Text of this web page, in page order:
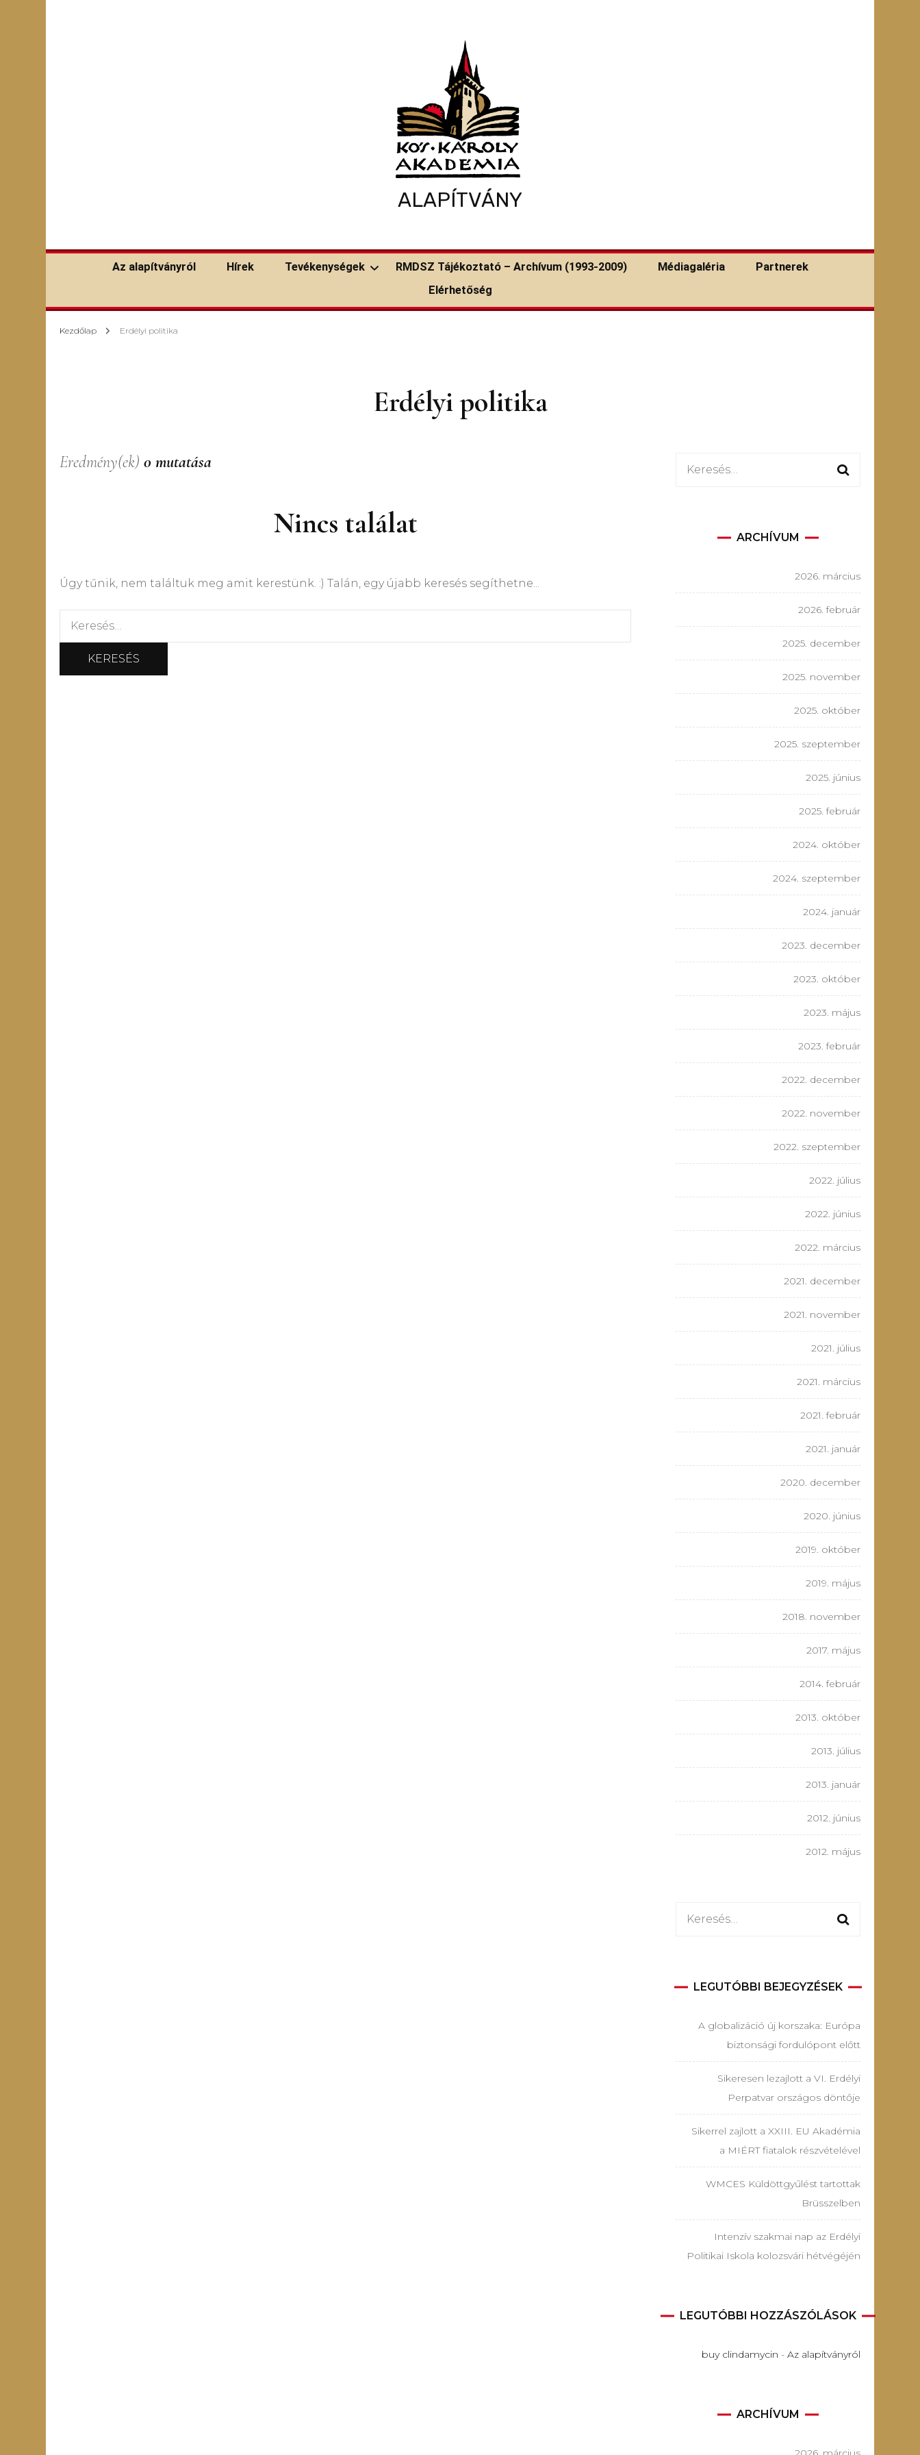
ALAPÍTVÁNY
Az alapítványról Hírek Tevékenységek RMDSZ Tájékoztató – Archívum (1993-2009) Médiagaléria
Partnerek
Elérhetőség
Kezdőlap Erdélyi politika
Erdélyi politika
Eredmény(ek) 0 mutatása
Nincs találat
Úgy tűnik, nem találtuk meg amit kerestünk. :) Talán, egy újabb keresés segíthetne...
Keresés:
Keresés:
ARCHÍVUM
2026. március
2026. február
2025. december
2025. november
2025. október
2025. szeptember
2025. június
2025. február
2024. október
2024. szeptember
2024. január
2023. december
2023. október
2023. május
2023. február
2022. december
2022. november
2022. szeptember
2022. július
2022. június
2022. március
2021. december
2021. november
2021. július
2021. március
2021. február
2021. január
2020. december
2020. június
2019. október
2019. május
2018. november
2017. május
2014. február
2013. október
2013. július
2013. január
2012. június
2012. május
Keresés:
LEGUTÓBBI BEJEGYZÉSEK
A globalizáció új korszaka: Európa
biztonsági fordulópont előtt
Sikeresen lezajlott a VI. Erdélyi
Perpatvar országos döntője
Sikerrel zajlott a XXIII. EU Akadémia
a MIÉRT fiatalok részvételével
WMCES Küldöttgyűlést tartottak
Brüsszelben
Intenzív szakmai nap az Erdélyi
Politikai Iskola kolozsvári hétvégéjén
LEGUTÓBBI HOZZÁSZÓLÁSOK
buy clindamycin - Az alapítványról
ARCHÍVUM